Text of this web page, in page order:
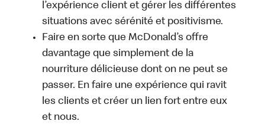
l’expérience client et gérer les différentes
situations avec sérénité et positivisme.
Faire en sorte que McDonald’s offre
davantage que simplement de la
nourriture délicieuse dont on ne peut se
passer. En faire une expérience qui ravit
les clients et créer un lien fort entre eux
et nous.